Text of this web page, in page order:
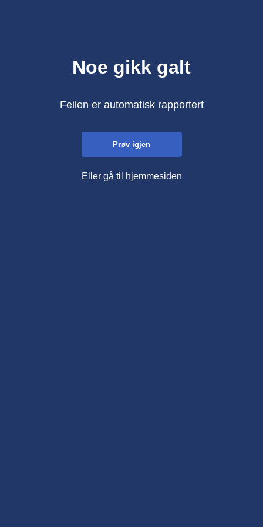
Noe gikk galt
Feilen er automatisk rapportert
Prøv igjen
Eller gå til hjemmesiden